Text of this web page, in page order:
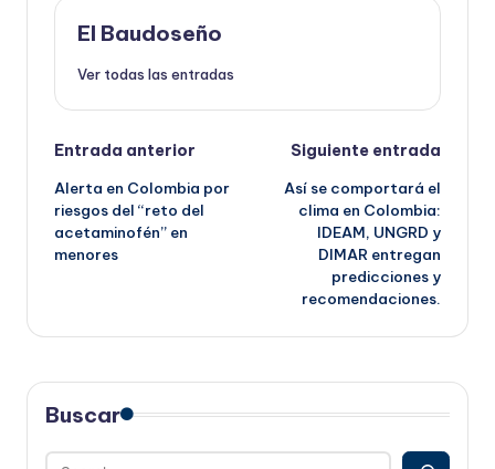
El Baudoseño
Ver todas las entradas
Navegación
de
entradas
Entrada anterior
Alerta en Colombia por
riesgos del “reto del
acetaminofén” en
menores
Siguiente entrada
Así se comportará el
clima en Colombia:
IDEAM, UNGRD y
DIMAR entregan
predicciones y
recomendaciones.
Buscar